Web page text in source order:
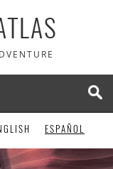
ESPAÑOL